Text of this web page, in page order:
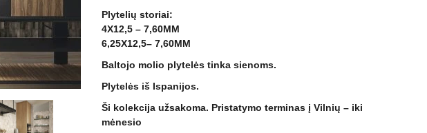
Plytelių storiai:
4X12,5 – 7,60MM
6,25X12,5– 7,60MM
Baltojo molio plytelės tinka sienoms.
Plytelės iš Ispanijos.
Ši kolekcija užsakoma. Pristatymo terminas į Vilnių – iki
mėnesio